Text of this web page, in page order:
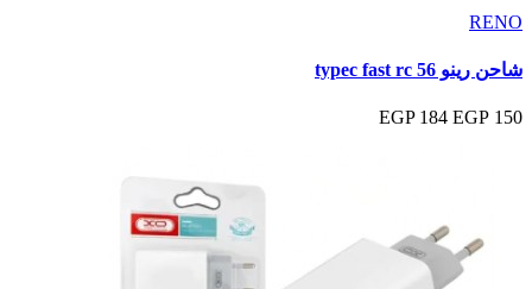
RENO
شاحن رينو typec fast rc 56
150 EGP
184 EGP